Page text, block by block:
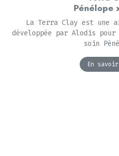
Pénélope
La Terra Clay est une
développée par Alodis pour
soin
En